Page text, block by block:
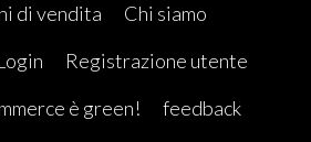
di vendita
Chi siamo
Registrazione utente
è green!
feedback